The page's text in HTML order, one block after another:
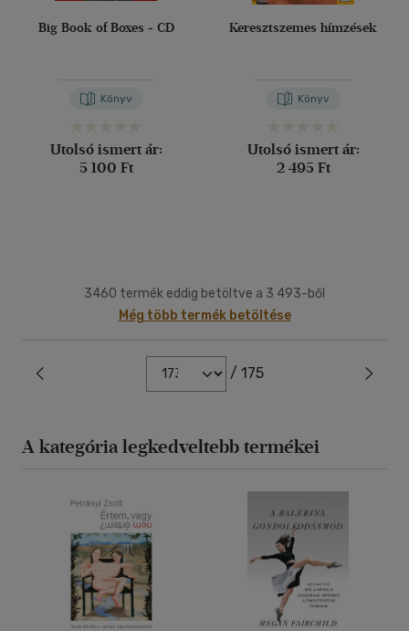
Big Book of Boxes + CD
Könyv
Utolsó ismert ár:
5 100 Ft
Keresztszemes hímzések
Könyv
Utolsó ismert ár:
2 495 Ft
3460 termék eddig betöltve a 3 493-ből
Még több termék betöltése
/ 175
A kategória legkedveltebb termékei